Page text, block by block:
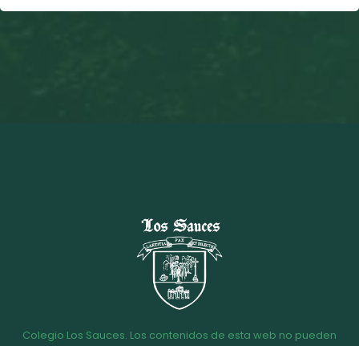
Colegio Los Sauces. Los contenidos de esta web no pueden